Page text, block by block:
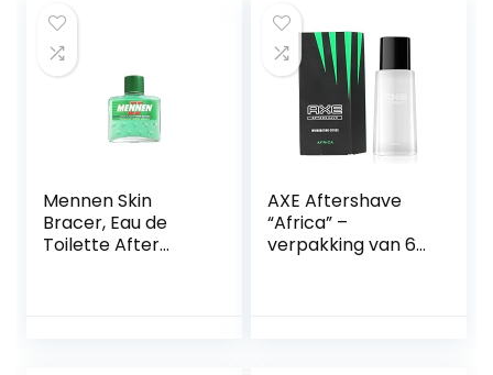
Mennen Skin
Bracer, Eau de
Toilette After
AXE Aftershave
“Africa” –
verpakking van 6